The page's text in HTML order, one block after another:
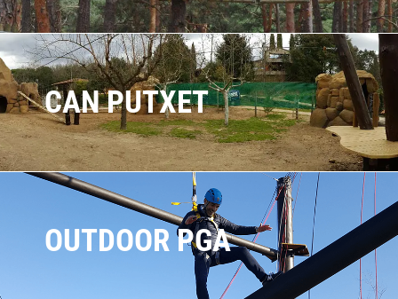
CAN PUTXET
OUTDOOR PGA